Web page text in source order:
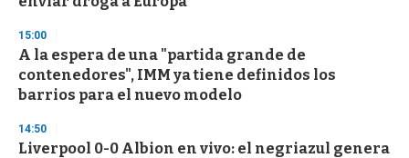
3
s
e
c
o
n
15:00
A la espera de una "partida grande de
contenedores", IMM ya tiene definidos los
barrios para el nuevo modelo
14:50
Liverpool 0-0 Albion en vivo: el negriazul genera